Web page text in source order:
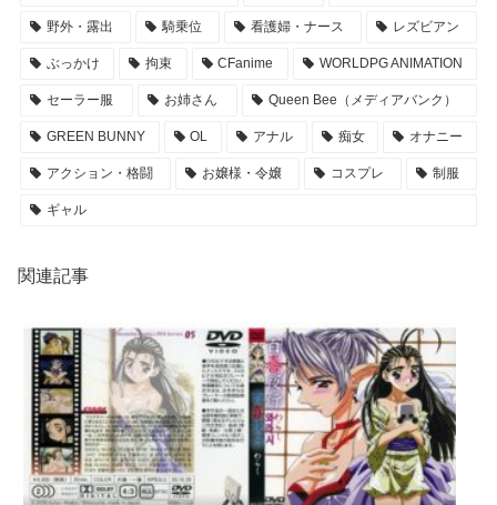
野外・露出 騎乗位 看護婦・ナース レズビアン
ぶっかけ 拘束 CFanime WORLDPG ANIMATION
セーラー服 お姉さん Queen Bee（メディアバンク）
GREEN BUNNY OL アナル 痴女 オナニー
アクション・格闘 お嬢様・令嬢 コスプレ 制服
ギャル
関連記事